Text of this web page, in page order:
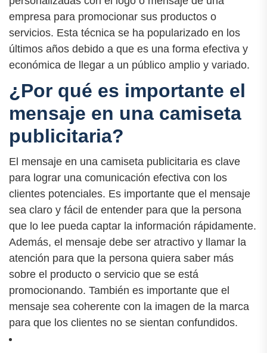
empresa para promocionar sus productos o
servicios. Esta técnica se ha popularizado en los
últimos años debido a que es una forma efectiva y
económica de llegar a un público amplio y variado.
¿Por qué es importante el
mensaje en una camiseta
publicitaria?
El mensaje en una camiseta publicitaria es clave
para lograr una comunicación efectiva con los
clientes potenciales. Es importante que el mensaje
sea claro y fácil de entender para que la persona
que lo lee pueda captar la información rápidamente.
Además, el mensaje debe ser atractivo y llamar la
atención para que la persona quiera saber más
sobre el producto o servicio que se está
promocionando. También es importante que el
mensaje sea coherente con la imagen de la marca
para que los clientes no se sientan confundidos.